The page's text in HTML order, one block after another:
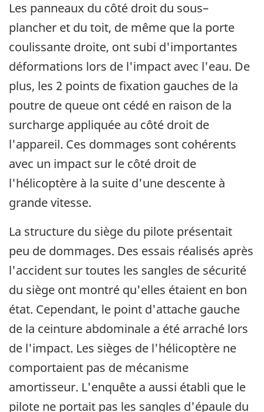
Les panneaux du côté droit du sous–
plancher et du toit, de même que la porte
coulissante droite, ont subi d'importantes
déformations lors de l'impact avec l'eau. De
plus, les 2 points de fixation gauches de la
poutre de queue ont cédé en raison de la
surcharge appliquée au côté droit de
l'appareil. Ces dommages sont cohérents
avec un impact sur le côté droit de
l'hélicoptère à la suite d'une descente à
grande vitesse.
La structure du siège du pilote présentait
peu de dommages. Des essais réalisés après
l'accident sur toutes les sangles de sécurité
du siège ont montré qu'elles étaient en bon
état. Cependant, le point d'attache gauche
de la ceinture abdominale a été arraché lors
de l'impact. Les sièges de l'hélicoptère ne
comportaient pas de mécanisme
amortisseur. L'enquête a aussi établi que le
pilote ne portait pas les sangles d'épaule du